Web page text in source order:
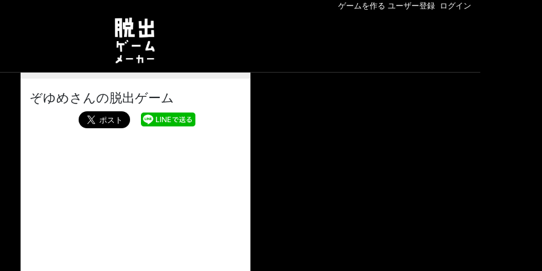
ゲームを作る ユーザー登録 ログイン
ぞゆめさんの脱出ゲーム